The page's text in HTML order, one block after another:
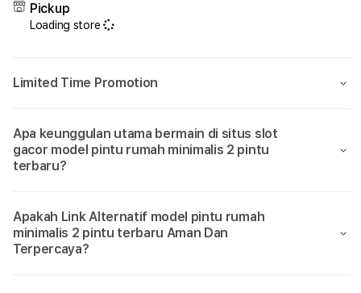
minimalis
2
#
yang
perlu
kamu
Model
Pintu
Rumah…
perlu
Pintu
Pickup
Loading store
Limited Time Promotion
Apa keunggulan utama bermain di situs slot
gacor model pintu rumah minimalis 2 pintu
terbaru?
Apakah Link Alternatif model pintu rumah
minimalis 2 pintu terbaru Aman Dan
Terpercaya?